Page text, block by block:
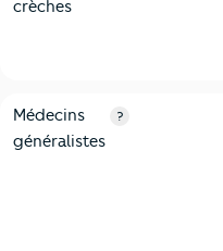
crèches
5-Commerces
Critères Névons -
Médecins
généralistes
?